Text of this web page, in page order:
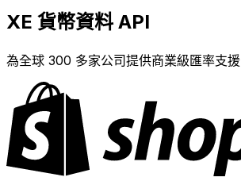
XE 貨幣資料 API
為全球 300 多家公司提供商業級匯率支援